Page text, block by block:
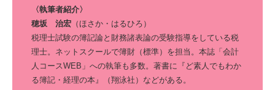
〈執筆者紹介〉
穂坂 治宏（ほさか・はるひろ）
税理士試験の簿記論と財務諸表論の受験指導をしている税
理士。ネットスクールで簿財（標準）を担当。本誌「会計
人コースWEB」への執筆も多数。著書に『ど素人でもわか
る簿記・経理の本』（翔泳社）などがある。